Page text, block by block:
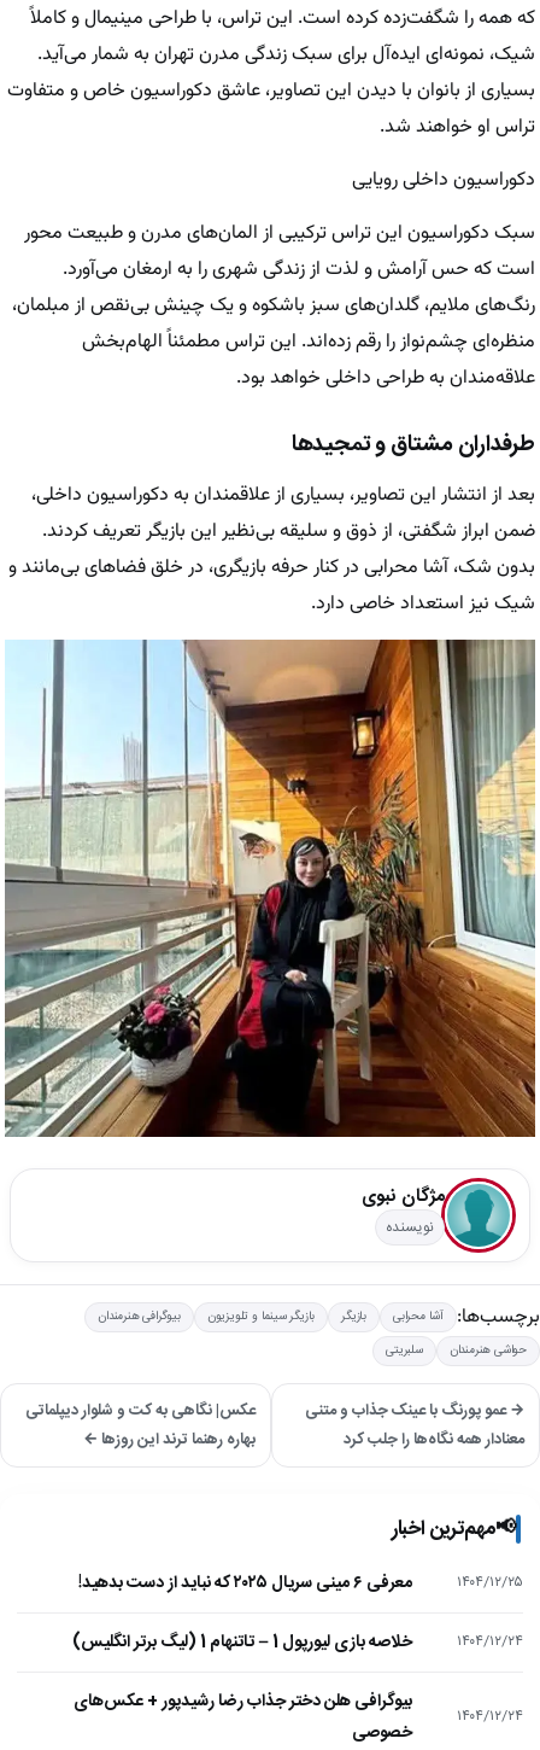
که همه را شگفت‌زده کرده است. این تراس، با طراحی مینیمال و کاملاً
شیک، نمونه‌ای ایده‌آل برای سبک زندگی مدرن تهران به شمار می‌آید.
بسیاری از بانوان با دیدن این تصاویر، عاشق دکوراسیون خاص و متفاوت
تراس او خواهند شد.
دکوراسیون داخلی رویایی
سبک دکوراسیون این تراس ترکیبی از المان‌های مدرن و طبیعت محور
است که حس آرامش و لذت از زندگی شهری را به ارمغان می‌آورد.
رنگ‌های ملایم، گلدان‌های سبز باشکوه و یک چینش بی‌نقص از مبلمان،
منظره‌ای چشم‌نواز را رقم زده‌اند. این تراس مطمئناً الهام‌بخش
علاقه‌مندان به طراحی داخلی خواهد بود.
طرفداران مشتاق و تمجیدها
بعد از انتشار این تصاویر، بسیاری از علاقمندان به دکوراسیون داخلی،
ضمن ابراز شگفتی، از ذوق و سلیقه بی‌نظیر این بازیگر تعریف کردند.
بدون شک، آشا محرابی در کنار حرفه بازیگری، در خلق فضاهای بی‌مانند و
شیک نیز استعداد خاصی دارد.
مژگان نبوی
نویسنده
برچسب‌ها: آشا محرابی بازیگر بازیگر سینما و تلویزیون
بیوگرافی هنرمندان
حواشی هنرمندان
سلبریتی
→ عمو پورنگ با عینک جذاب و متنی
معنادار همه نگاه‌ها را جلب کرد
عکس| نگاهی به کت و شلوار دیپلماتی
بهاره رهنما ترند این روزها ←
📢مهم‌ترین اخبار
۱۴۰۴/۱۲/۲۵ معرفی ۶ مینی سریال ۲۰۲۵ که نباید از دست بدهید!
۱۴۰۴/۱۲/۲۴ خلاصه بازی لیورپول 1 – تاتنهام 1 (لیگ برتر انگلیس)
۱۴۰۴/۱۲/۲۴
بیوگرافی هلن دختر جذاب رضا رشیدپور + عکس‌های
خصوصی